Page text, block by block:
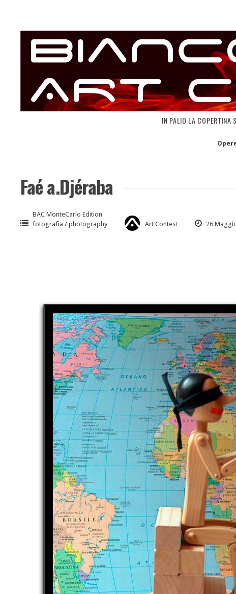
content
IN PALIO LA
Faé a.Djéraba
BAC MonteCarlo Edition
fotografia / photography
Art Contest 26